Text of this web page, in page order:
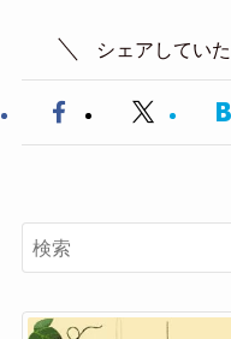
シェアしてい